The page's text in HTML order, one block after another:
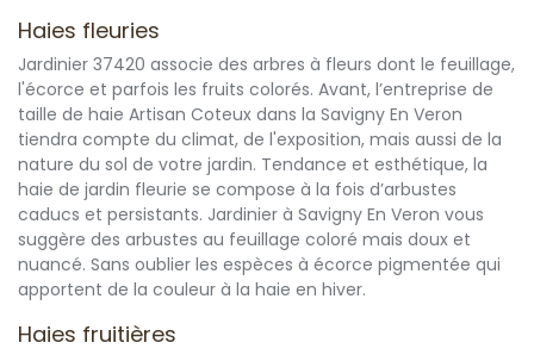
Haies fleuries
Jardinier 37420 associe des arbres à fleurs dont le feuillage,
l'écorce et parfois les fruits colorés. Avant, l’entreprise de
taille de haie Artisan Coteux dans la Savigny En Veron
tiendra compte du climat, de l'exposition, mais aussi de la
nature du sol de votre jardin. Tendance et esthétique, la
haie de jardin fleurie se compose à la fois d’arbustes
caducs et persistants. Jardinier à Savigny En Veron vous
suggère des arbustes au feuillage coloré mais doux et
nuancé. Sans oublier les espèces à écorce pigmentée qui
apportent de la couleur à la haie en hiver.
Haies fruitières